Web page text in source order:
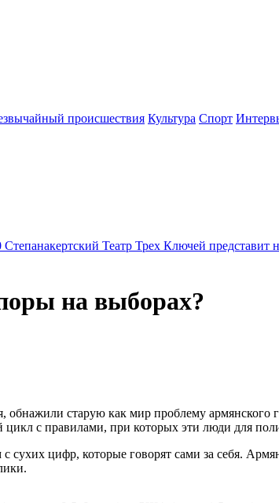
происшествия Культура Спорт
Театр Трех Ключей представит новую
на выборах?
старую как мир проблему армянского
цикл с правилами, при которых эти люди для
сухих цифр, которые говорят сами за себя.